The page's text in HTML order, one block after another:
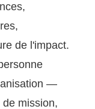
de l'impact.
—
mission,